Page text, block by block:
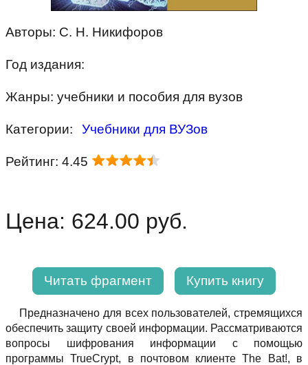
Авторы: С. Н. Никифоров
Год издания:
Жанры: учебники и пособия для вузов
Категории: Учебники для ВУЗов
Рейтинг: 4.45
Цена: 624.00 руб.
Читать фрагмент Купить книгу
Предназначено для всех пользователей, стремящихся
обеспечить защиту своей информации. Рассматриваются
вопросы шифрования информации с помощью
программы TrueCrypt, в почтовом клиенте The Bat!, в